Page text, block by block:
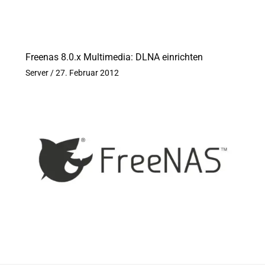
Freenas 8.0.x Multimedia: DLNA einrichten
Server/27. Februar 2012